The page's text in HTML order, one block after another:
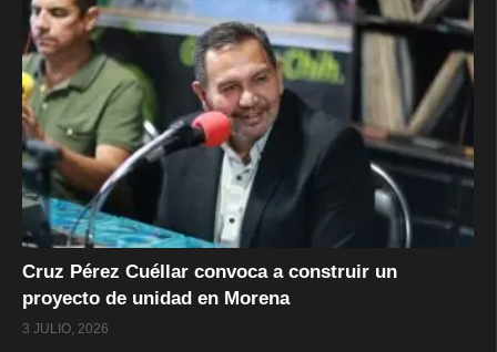
Cruz Pérez Cuéllar convoca a construir un
proyecto de unidad en Morena
3 JULIO, 2026